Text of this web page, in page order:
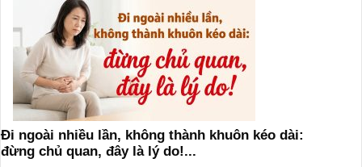
Đi ngoài nhiều lần, không thành khuôn kéo dài:
đừng chủ quan, đây là lý do!...